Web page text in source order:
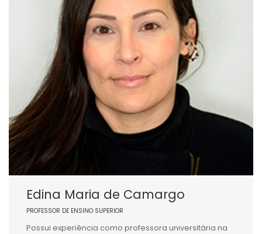
Edina Maria de Camargo
PROFESSOR DE ENSINO SUPERIOR
Possui experiência como professora universitária na